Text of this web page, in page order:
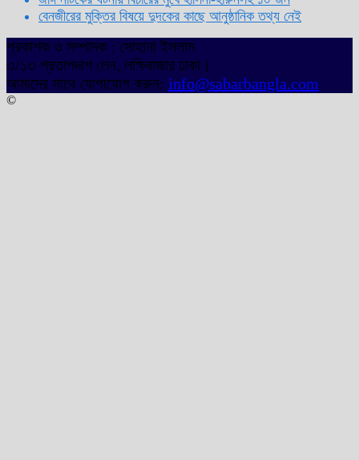
বেনজীরের মুক্তির বিষয়ে দুদকের কাছে আনুষ্ঠানিক তথ্য নেই
প্রকাশক ও সম্পাদক : সোহানা ইসলাম
৩/১৩ প্রতাপদাশ লেন, লক্ষিবাজার ঢাকা।
আমাদের সাথে যোগাযোগ করুন: info@sabarbangla.com
©